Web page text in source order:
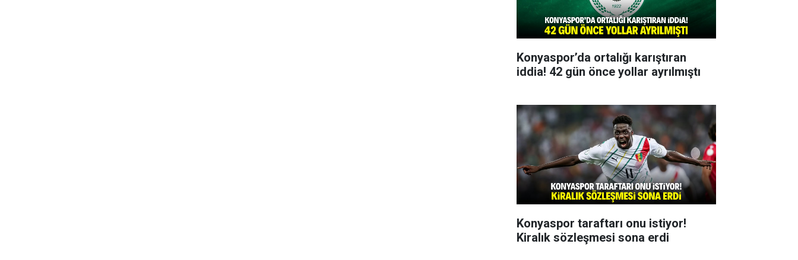
Konyaspor’da ortalığı karıştıran
iddia! 42 gün önce yollar ayrılmıştı
Konyaspor taraftarı onu istiyor!
Kiralık sözleşmesi sona erdi